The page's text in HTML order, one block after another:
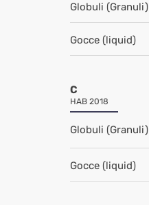
Globuli (Granuli)
Gocce (liquid)
C
HAB 2018
Globuli (Granuli)
Gocce (liquid)